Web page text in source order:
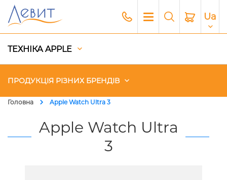
Ua
ТЕХНІКА APPLE
ПРОДУКЦІЯ РІЗНИХ БРЕНДІВ
Головна Apple Watch Ultra 3
Apple Watch Ultra
3